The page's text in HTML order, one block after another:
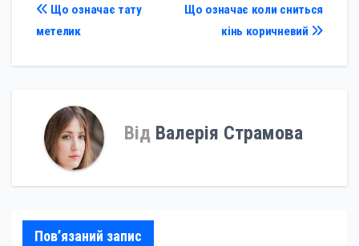
Навігація
Що означає коли сниться
кінь коричневий
Що означає тату
метелик
Від Валерія Страмова
Пов’язаний запис